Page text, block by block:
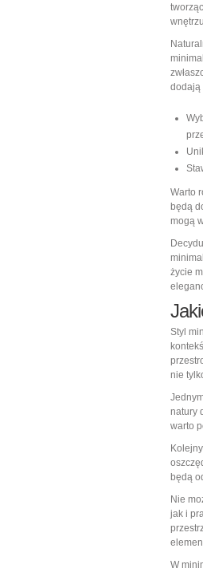
dodają
Warto
będą
mogą
życie
Styl
nie
natury
warto
będą
Nie
jak i
W